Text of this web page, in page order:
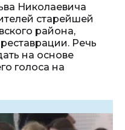
Николаевича
старейшей
района,
Речь
на основе
голоса на